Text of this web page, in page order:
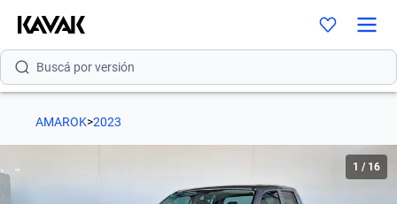
Buscá por modelo
Buscá por versión
Buscá por marca
AMAROK>2023
1 / 16